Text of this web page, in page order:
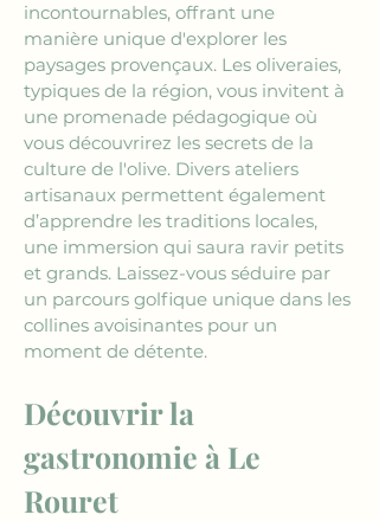
incontournables, offrant une
manière unique d'explorer les
paysages provençaux. Les oliveraies,
typiques de la région, vous invitent à
une promenade pédagogique où
vous découvrirez les secrets de la
culture de l'olive. Divers ateliers
artisanaux permettent également
d’apprendre les traditions locales,
une immersion qui saura ravir petits
et grands. Laissez-vous séduire par
un parcours golfique unique dans les
collines avoisinantes pour un
moment de détente.
Découvrir la
gastronomie à Le
Rouret